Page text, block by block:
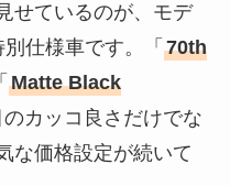
せているのが、モデ
仕様車です。「 70th
Matte Black
カッコ良さだけでな
な価格設定が続いて